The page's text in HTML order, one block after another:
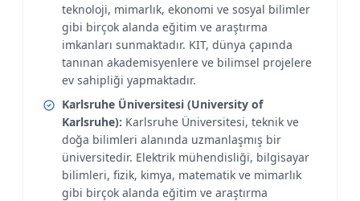
teknoloji, mimarlık, ekonomi ve sosyal bilimler
gibi birçok alanda eğitim ve araştırma
imkanları sunmaktadır. KIT, dünya çapında
tanınan akademisyenlere ve bilimsel projelere
ev sahipliği yapmaktadır.
Karlsruhe Üniversitesi (University of
Karlsruhe): Karlsruhe Üniversitesi, teknik ve
doğa bilimleri alanında uzmanlaşmış bir
üniversitedir. Elektrik mühendisliği, bilgisayar
bilimleri, fizik, kimya, matematik ve mimarlık
gibi birçok alanda eğitim ve araştırma